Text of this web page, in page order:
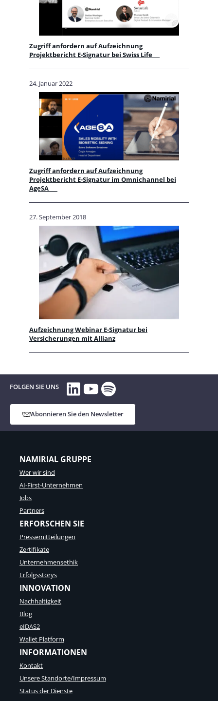
Zugriff anfordern auf Aufzeichnung
Projektbericht E-Signatur bei Swiss Life
24. Januar 2022
Zugriff anfordern auf Aufzeichnung
Projektbericht E-Signatur im Omnichannel bei
AgeSA
27. September 2018
Aufzeichnung Webinar E-Signatur bei
Versicherungen mit Allianz
FOLGEN SIE UNS LinkedIn
YouTube
Spotify
Abonnieren Sie den Newsletter
NAMIRIAL GRUPPE
Wer wir sind
AI-First-Unternehmen
Jobs
Partners
ERFORSCHEN SIE
Pressemitteilungen
Zertifikate
Unternehmensethik
Erfolgsstorys
INNOVATION
Nachhaltigkeit
Blog
eIDAS2
Wallet Platform
INFORMATIONEN
Kontakt
Unsere Standorte/Impressum
Status der Dienste